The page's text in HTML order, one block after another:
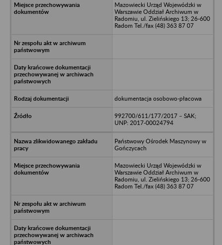
Mazowiecki Urząd Wojewódzki w
Warszawie Oddział Archiwum w
Radomiu, ul. Zielińskiego 13; 26-600
Radom Tel./fax (48) 363 87 07
dokumentacja osobowo-płacowa
992700/611/177/2017 – SAK;
UNP: 2017-00024794
Państwowy Ośrodek Maszynowy w
Gończycach
Mazowiecki Urząd Wojewódzki w
Warszawie Oddział Archiwum w
Radomiu, ul. Zielińskiego 13; 26-600
Radom Tel./fax (48) 363 87 07